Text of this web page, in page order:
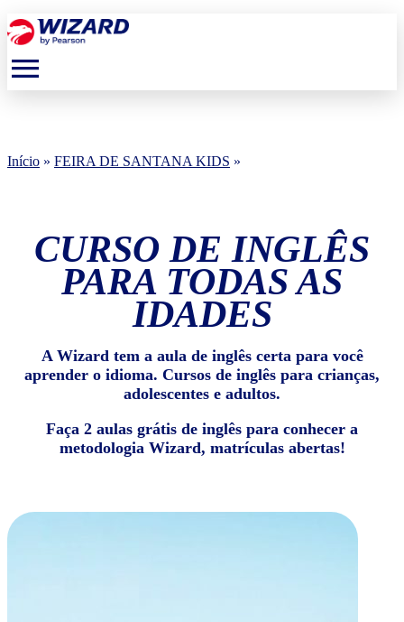
menu
Início » FEIRA DE SANTANA KIDS »
CURSO DE INGLÊS
PARA TODAS AS
IDADES
A Wizard tem a aula de inglês certa para você
aprender o idioma. Cursos de inglês para crianças,
adolescentes e adultos.
Faça 2 aulas grátis de inglês para conhecer a
metodologia Wizard, matrículas abertas!